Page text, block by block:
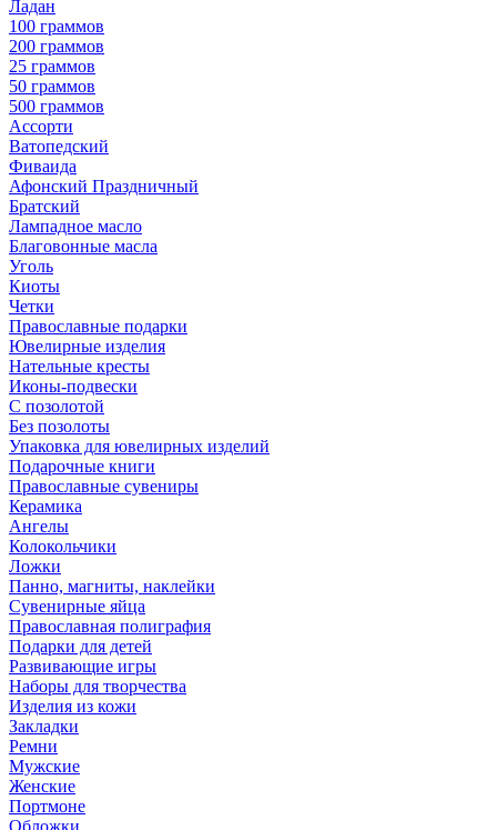
Ладан
100 граммов
200 граммов
25 граммов
50 граммов
500 граммов
Ассорти
Ватопедский
Фиваида
Афонский Праздничный
Братский
Лампадное масло
Благовонные масла
Уголь
Киоты
Четки
Православные подарки
Ювелирные изделия
Нательные кресты
Иконы-подвески
С позолотой
Без позолоты
Упаковка для ювелирных изделий
Подарочные книги
Православные сувениры
Керамика
Ангелы
Колокольчики
Ложки
Панно, магниты, наклейки
Сувенирные яйца
Православная полиграфия
Подарки для детей
Развивающие игры
Наборы для творчества
Изделия из кожи
Закладки
Ремни
Мужские
Женские
Портмоне
Обложки